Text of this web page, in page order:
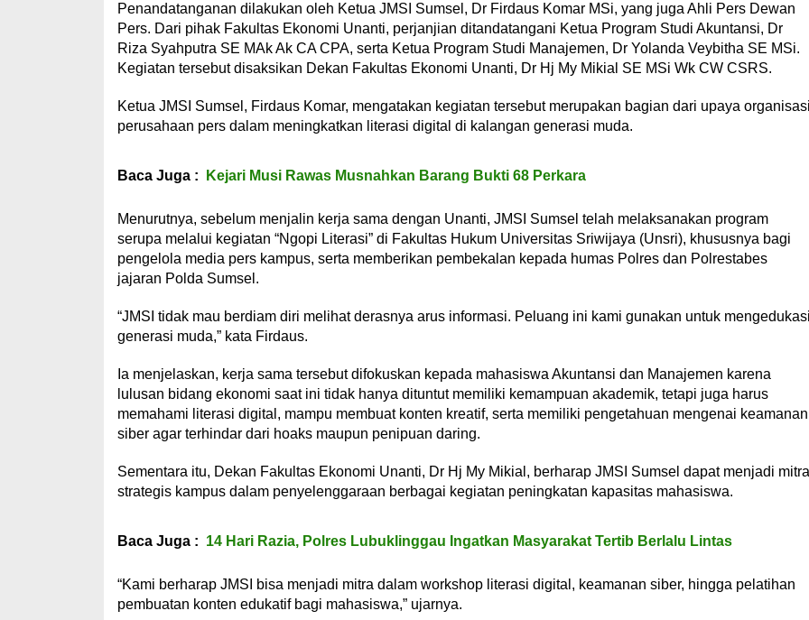
Penandatanganan dilakukan oleh Ketua JMSI Sumsel, Dr Firdaus Komar MSi, yang juga Ahli Pers Dewan
Pers. Dari pihak Fakultas Ekonomi Unanti, perjanjian ditandatangani Ketua Program Studi Akuntansi, Dr
Riza Syahputra SE MAk Ak CA CPA, serta Ketua Program Studi Manajemen, Dr Yolanda Veybitha SE MSi.
Kegiatan tersebut disaksikan Dekan Fakultas Ekonomi Unanti, Dr Hj My Mikial SE MSi Wk CW CSRS.
Ketua JMSI Sumsel, Firdaus Komar, mengatakan kegiatan tersebut merupakan bagian dari upaya
perusahaan pers dalam meningkatkan literasi digital di kalangan generasi muda.
Baca Juga : Kejari Musi Rawas Musnahkan Barang Bukti 68 Perkara
Menurutnya, sebelum menjalin kerja sama dengan Unanti, JMSI Sumsel telah melaksanakan program
serupa melalui kegiatan “Ngopi Literasi” di Fakultas Hukum Universitas Sriwijaya (Unsri), khususnya bagi
pengelola media pers kampus, serta memberikan pembekalan kepada humas Polres dan Polrestabes
jajaran Polda Sumsel.
“JMSI tidak mau berdiam diri melihat derasnya arus informasi. Peluang ini kami gunakan untuk
generasi muda,” kata Firdaus.
Ia menjelaskan, kerja sama tersebut difokuskan kepada mahasiswa Akuntansi dan Manajemen karena
lulusan bidang ekonomi saat ini tidak hanya dituntut memiliki kemampuan akademik, tetapi juga harus
memahami literasi digital, mampu membuat konten kreatif, serta memiliki pengetahuan mengenai keamanan
siber agar terhindar dari hoaks maupun penipuan daring.
Sementara itu, Dekan Fakultas Ekonomi Unanti, Dr Hj My Mikial, berharap JMSI Sumsel dapat menjadi mitra
strategis kampus dalam penyelenggaraan berbagai kegiatan peningkatan kapasitas mahasiswa.
Baca Juga : 14 Hari Razia, Polres Lubuklinggau Ingatkan Masyarakat Tertib Berlalu Lintas
“Kami berharap JMSI bisa menjadi mitra dalam workshop literasi digital, keamanan siber, hingga pelatihan
pembuatan konten edukatif bagi mahasiswa,” ujarnya.